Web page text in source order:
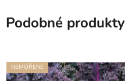
Podobné produkty
NEMOŘENÉ